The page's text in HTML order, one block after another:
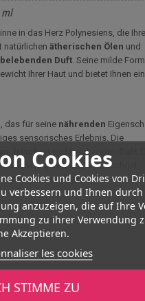
Cookies
Cookies und Cookies von
verbessern und Ihnen durch
anzuzeigen, die auf Ihre
zu ihrer Verwendung
Akzeptieren.
les cookies
STIMME ZU
ml
in das Herz Polynesiens, die Ihre
natürlichen ätherischen Ölen und
belebenden Duft . Seine milde
Ihrer Haut und bietet Ihnen
das für seine nährenden
sensorisches Erlebnis. Die
frischen und belebenden
respektiert. Das Duschgel
mit Feuchtigkeit.
Für ein noch
des Duschens tief